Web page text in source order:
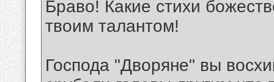
Браво! Какие стихи
твоим талантом!
Господа "Дворяне" вы